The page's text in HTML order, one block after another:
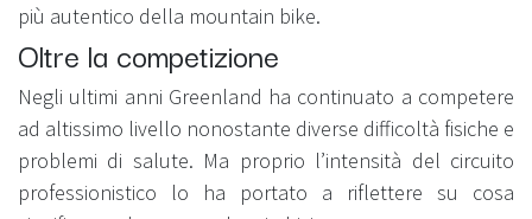
più autentico della mountain bike.
Oltre la competizione
Negli ultimi anni Greenland ha continuato a competere
ad altissimo livello nonostante diverse difficoltà fisiche e
problemi di salute. Ma proprio l’intensità del circuito
professionistico lo ha portato a riflettere su cosa